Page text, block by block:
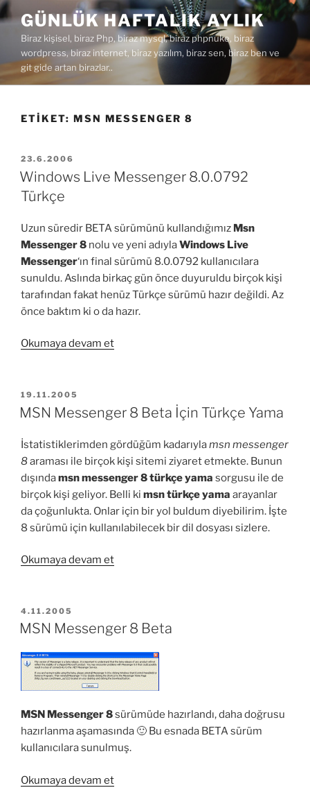
İçeriğe
geç
GÜNLÜK HAFTALIK AYLIK
Biraz kişisel, biraz Php, biraz mysql, biraz phpnuke, biraz
wordpress, biraz internet, biraz yazılım, biraz sen, biraz ben ve
git gide artan birazlar..
ETIKET: MSN MESSENGER 8
YAYIM
TARIHI
23.6.2006
Windows Live Messenger 8.0.0792
Türkçe
Uzun süredir BETA sürümünü kullandığımız Msn
Messenger 8 nolu ve yeni adıylaWindows Live
Messenger‘ın final sürümü 8.0.0792 kullanıcılara
sunuldu. Aslında birkaç gün önce duyuruldu birçok kişi
tarafından fakat henüz Türkçe sürümü hazır değildi. Az
önce baktım ki o da hazır.
Okumaya devam et“Windows
Türkçe”
YAYIM
TARIHI
19.11.2005
MSN Messenger 8 Beta İçin Türkçe Yama
İstatistiklerimden gördüğüm kadarıylamsn messenger
8araması ile birçok kişi sitemi ziyaret etmekte. Bunun
dışındamsn messenger 8 türkçe yama sorgusu ile de
birçok kişi geliyor. Belli ki msn türkçe yama arayanlar
da çoğunlukta. Onlar için bir yol buldum diyebilirim. İşte
8 sürümü için kullanılabilecek bir dil dosyası sizlere.
Okumaya devam et“MSN
İçin
Yama”
YAYIM
TARIHI
4.11.2005
MSN Messenger 8 Beta
MSN Messenger 8sürümüde hazırlandı, daha doğrusu
hazırlanma aşamasında 🙂 Bu esnada BETA sürüm
kullanıcılara sunulmuş.
Okumaya devam et“MSN